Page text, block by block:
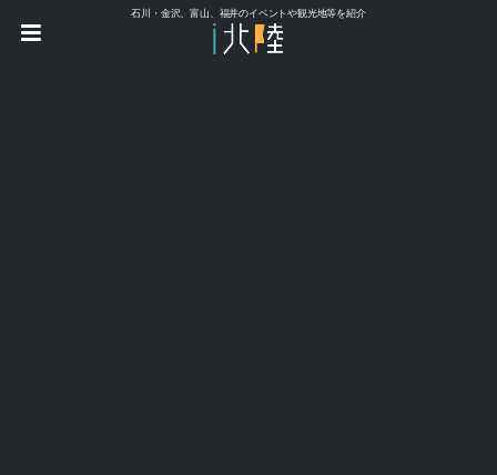
石川・金沢、富山、福井のイベントや観光地等を紹介